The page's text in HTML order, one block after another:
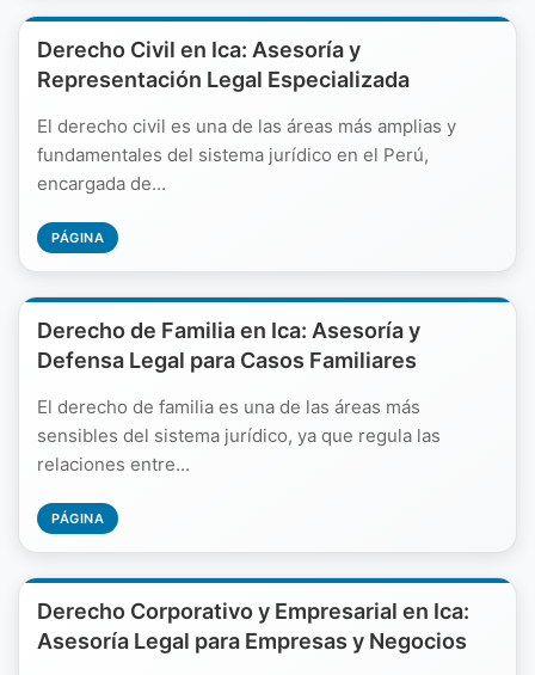
Derecho Civil en Ica: Asesoría y
Representación Legal Especializada
El derecho civil es una de las áreas más amplias y
fundamentales del sistema jurídico en el Perú,
encargada de...
PÁGINA
Derecho de Familia en Ica: Asesoría y
Defensa Legal para Casos Familiares
El derecho de familia es una de las áreas más
sensibles del sistema jurídico, ya que regula las
relaciones entre...
PÁGINA
Derecho Corporativo y Empresarial en Ica:
Asesoría Legal para Empresas y Negocios